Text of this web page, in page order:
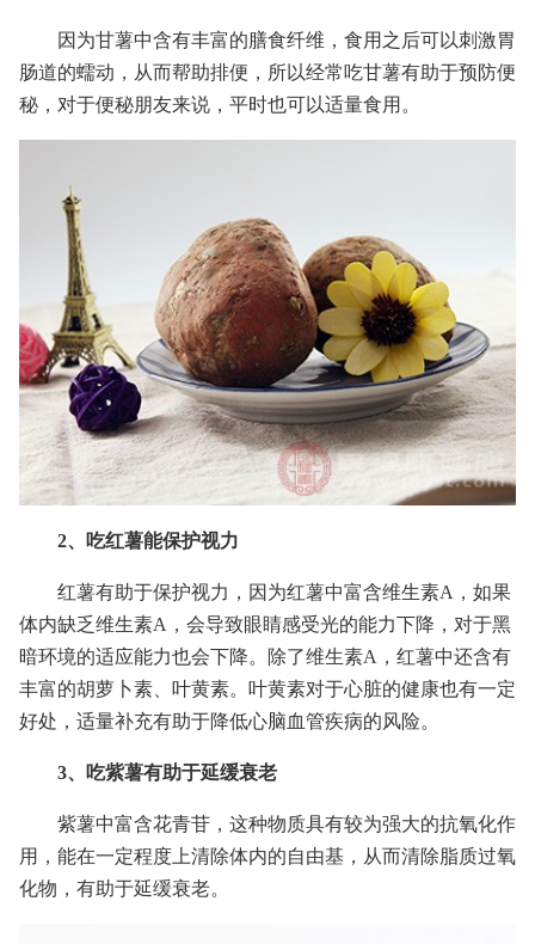
因为甘薯中含有丰富的膳食纤维，食用之后可以刺激胃
肠道的蠕动，从而帮助排便，所以经常吃甘薯有助于预防便
秘，对于便秘朋友来说，平时也可以适量食用。
2、吃红薯能保护视力
红薯有助于保护视力，因为红薯中富含维生素A，如果
体内缺乏维生素A，会导致眼睛感受光的能力下降，对于黑
暗环境的适应能力也会下降。除了维生素A，红薯中还含有
丰富的胡萝卜素、叶黄素。叶黄素对于心脏的健康也有一定
好处，适量补充有助于降低心脑血管疾病的风险。
3、吃紫薯有助于延缓衰老
紫薯中富含花青苷，这种物质具有较为强大的抗氧化作
用，能在一定程度上清除体内的自由基，从而清除脂质过氧
化物，有助于延缓衰老。